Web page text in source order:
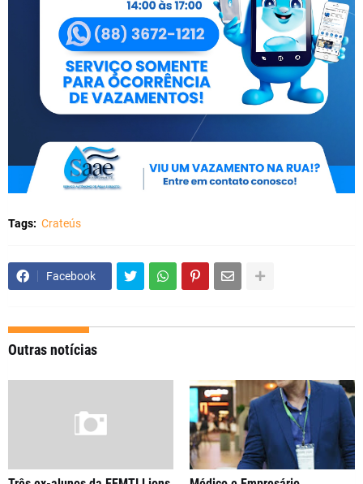
Tags: Crateús
Facebook
Outras notícias